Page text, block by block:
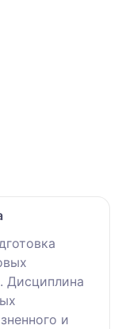
Дисциплина
и